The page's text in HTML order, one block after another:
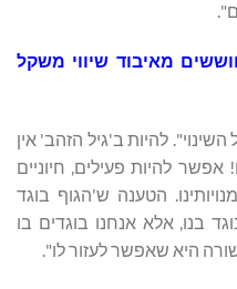
מאיבוד שיווי משקל
להיות ב'גיל הזהב' אין
אפשר להיות פעילים, חיוניים
הטענה ש'הגוף בוגד
בנו, אלא אנחנו בוגדים בו
היא שאפשר לעזור לו".